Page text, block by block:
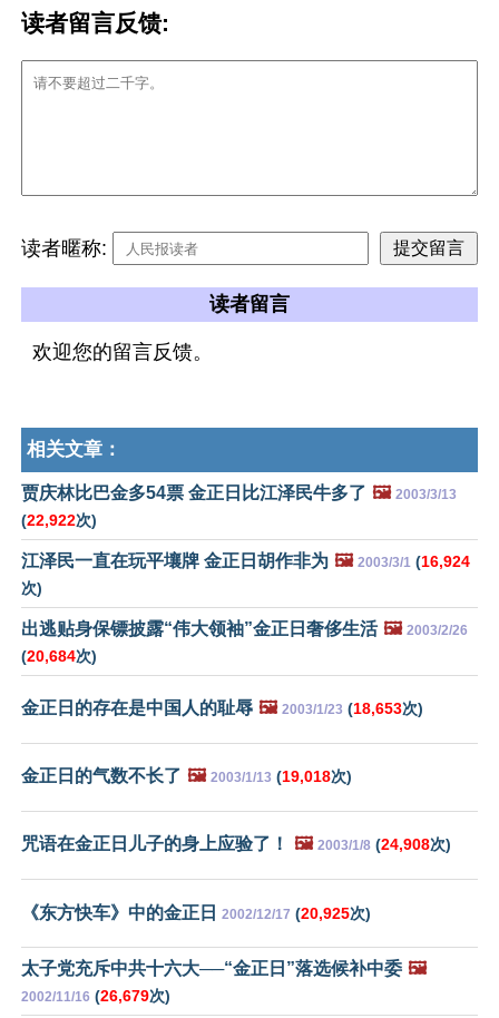
读者留言反馈:
读者暱称:
读者留言
欢迎您的留言反馈。
相关文章：
贾庆林比巴金多54票 金正日比江泽民牛多了 🖼️ 2003/3/13
(22,922次)
江泽民一直在玩平壤牌 金正日胡作非为 🖼️ 2003/3/1 (16,924
次)
出逃贴身保镖披露“伟大领袖”金正日奢侈生活 🖼️ 2003/2/26
(20,684次)
金正日的存在是中国人的耻辱 🖼️ 2003/1/23 (18,653次)
金正日的气数不长了 🖼️ 2003/1/13 (19,018次)
咒语在金正日儿子的身上应验了！ 🖼️ 2003/1/8 (24,908次)
《东方快车》中的金正日 2002/12/17 (20,925次)
太子党充斥中共十六大──“金正日”落选候补中委 🖼️
2002/11/16 (26,679次)